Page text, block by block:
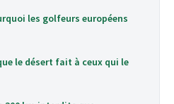
les golfeurs européens
le désert fait à ceux qui le